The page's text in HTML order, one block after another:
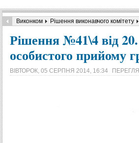
Виконком Рішення виконавчого комітету
Рішення №41\4 від
особистого прийому
ВІВТОРОК, 05 СЕРПНЯ 2014, 16:34